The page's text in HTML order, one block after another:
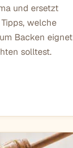
und ersetzt
welche
Backen eignet
solltest.